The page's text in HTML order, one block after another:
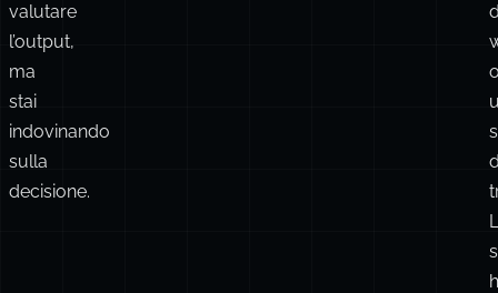
valutare
l’output,
ma
stai
indovinando
sulla
decisione.